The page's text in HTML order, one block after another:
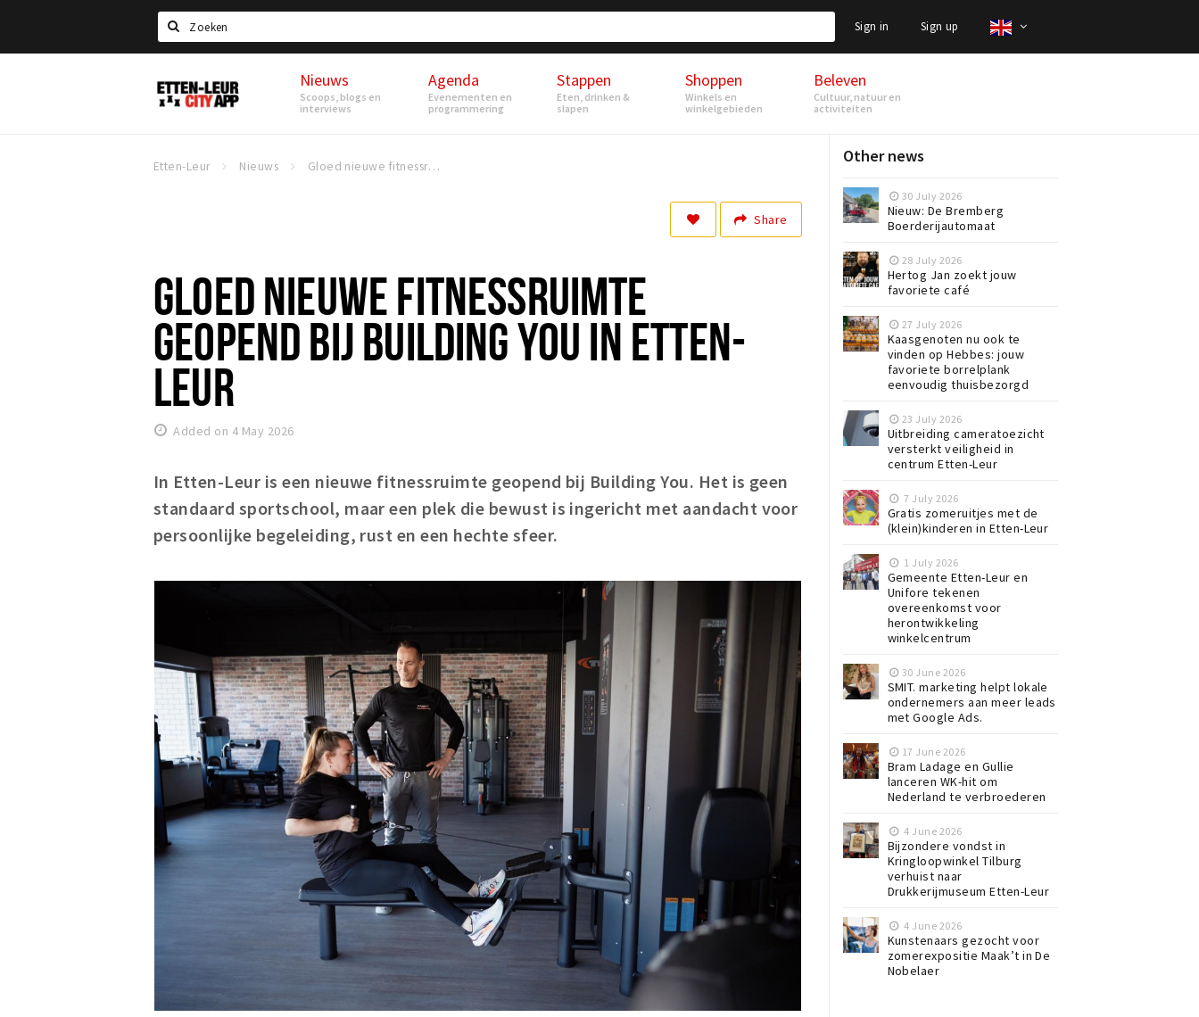
Search
Sign in Sign up
Etten-
Leur
Nieuws
Scoops, blogs en
interviews
Agenda
Evenementen en
programmering
Stappen
Eten, drinken &
slapen
Shoppen
Winkels en
winkelgebieden
Beleven
Cultuur, natuur en
activiteiten
Etten-Leur Nieuws Gloed nieuwe fitnessruimte geopend bij Building You in Etten-Leur
Share
GLOED NIEUWE FITNESSRUIMTE
GEOPEND BIJ BUILDING YOU IN ETTEN-
LEUR
Added on 4 May 2026
In Etten-Leur is een nieuwe fitnessruimte geopend bij Building You. Het is geen
standaard sportschool, maar een plek die bewust is ingericht met aandacht voor
persoonlijke begeleiding, rust en een hechte sfeer.
Other news
30 July 2026
Nieuw: De Bremberg
Boerderijautomaat
28 July 2026
Hertog Jan zoekt jouw
favoriete café
27 July 2026
Kaasgenoten nu ook te
vinden op Hebbes: jouw
favoriete borrelplank
eenvoudig thuisbezorgd
23 July 2026
Uitbreiding cameratoezicht
versterkt veiligheid in
centrum Etten-Leur
7 July 2026
Gratis zomeruitjes met de
(klein)kinderen in Etten-Leur
1 July 2026
Gemeente Etten-Leur en
Unifore tekenen
overeenkomst voor
herontwikkeling
winkelcentrum
30 June 2026
SMIT. marketing helpt lokale
ondernemers aan meer leads
met Google Ads.
17 June 2026
Bram Ladage en Gullie
lanceren WK-hit om
Nederland te verbroederen
4 June 2026
Bijzondere vondst in
Kringloopwinkel Tilburg
verhuist naar
Drukkerijmuseum Etten-Leur
4 June 2026
Kunstenaars gezocht voor
zomerexpositie Maak’t in De
Nobelaer